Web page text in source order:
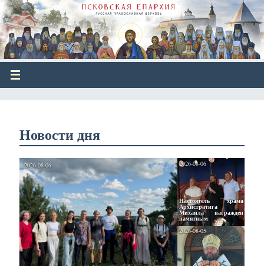
Новости дня
2026-08-06 2026-08-06
Настоятель храма
Архистратига
Михаила награжден
памятным
2026-08-05